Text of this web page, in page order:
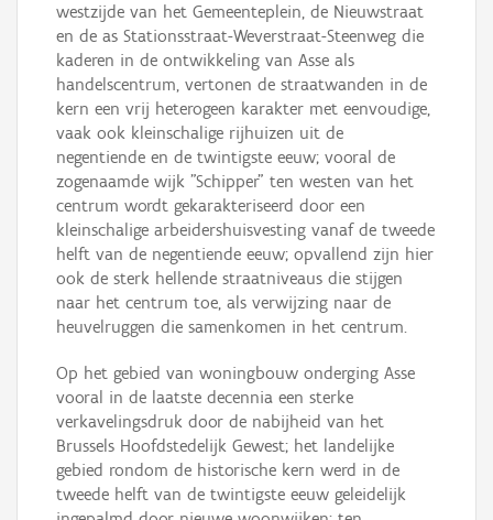
westzijde van het Gemeenteplein, de Nieuwstraat
en de as Stationsstraat-Weverstraat-Steenweg die
kaderen in de ontwikkeling van Asse als
handelscentrum, vertonen de straatwanden in de
kern een vrij heterogeen karakter met eenvoudige,
vaak ook kleinschalige rijhuizen uit de
negentiende en de twintigste eeuw; vooral de
zogenaamde wijk "Schipper" ten westen van het
centrum wordt gekarakteriseerd door een
kleinschalige arbeidershuisvesting vanaf de tweede
helft van de negentiende eeuw; opvallend zijn hier
ook de sterk hellende straatniveaus die stijgen
naar het centrum toe, als verwijzing naar de
heuvelruggen die samenkomen in het centrum.
Op het gebied van woningbouw onderging Asse
vooral in de laatste decennia een sterke
verkavelingsdruk door de nabijheid van het
Brussels Hoofdstedelijk Gewest; het landelijke
gebied rondom de historische kern werd in de
tweede helft van de twintigste eeuw geleidelijk